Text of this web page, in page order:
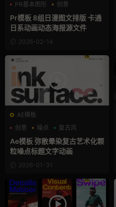
PR基本图形
创意
动态海报
Pr模板 8组日漫图文排版 卡通
日系动画动态海报源文件
2026-02-14
AE模板
创意
噪点 复古风
Ae模板 弥散晕染复古艺术化颗
粒噪点标题文字动画
2026-01-31